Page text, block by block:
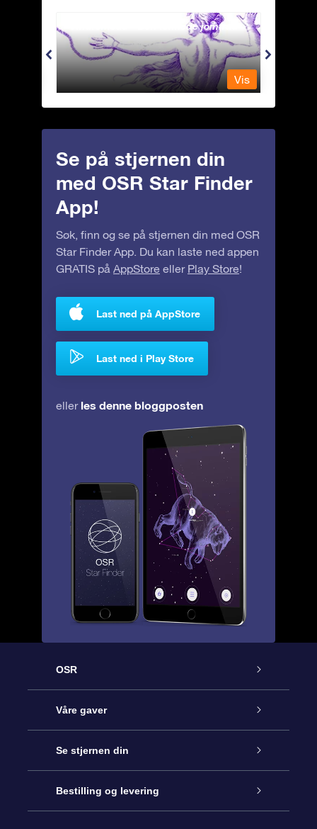
Andromeda - Den lenkede jomfrua
Vis
Se på stjernen din
med OSR Star Finder
App!
Søk, finn og se på stjernen din med OSR
Star Finder App. Du kan laste ned appen
GRATIS på AppStore eller Play Store!
Last ned på AppStore
Last ned i Play Store
eller les denne bloggposten
OSR
Kundeservice
Kontakt oss
Bloggen
Våre gaver
Online Stjernegave
OSR Gavepakke
Se stjernen din
Star Register
Bestilling og levering